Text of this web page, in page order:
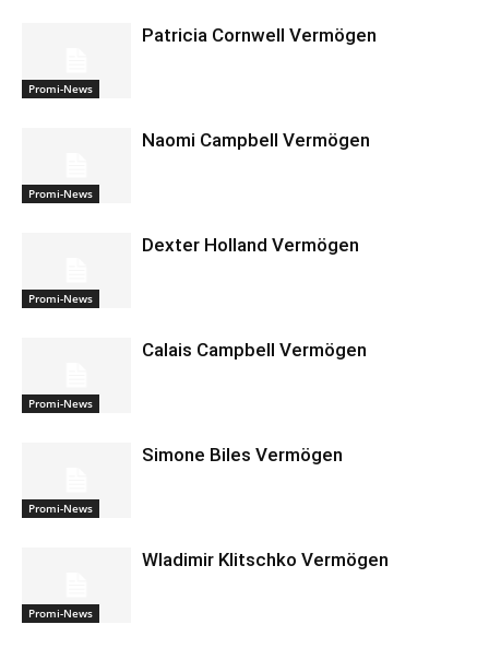
Promi-News
Patricia Cornwell Vermögen
Promi-News
Naomi Campbell Vermögen
Promi-News
Dexter Holland Vermögen
Promi-News
Calais Campbell Vermögen
Promi-News
Simone Biles Vermögen
Promi-News
Wladimir Klitschko Vermögen